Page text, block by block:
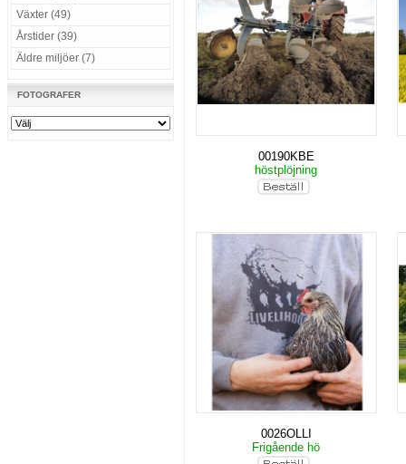
Växter (49)
Årstider (39)
Äldre miljöer (7)
FOTOGRAFER
00190KBE
höstplöjning
0026OLLI
Frigående hö